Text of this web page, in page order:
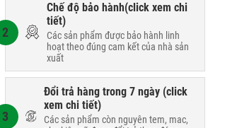
2
Chế độ bảo hành(click xem chi
tiết)
Các sản phẩm được bảo hành linh
hoạt theo đúng cam kết của nhà sản
xuất
3
Đổi trả hàng trong 7 ngày (click
xem chi tiết)
Các sản phẩm còn nguyên tem, mac,